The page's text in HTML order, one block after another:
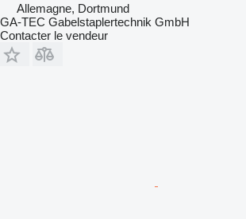
Allemagne, Dortmund
GA-TEC Gabelstaplertechnik GmbH
Contacter le vendeur